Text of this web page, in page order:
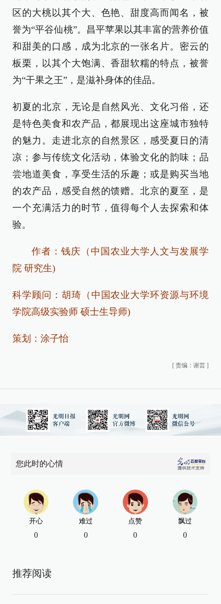
区的大桃以其个大、色艳、甜度高而闻名，被
誉为“平谷仙桃”。昌平苹果以其丰富的营养价值
和甜美的口感，成为北京的一张名片。密云的
板栗，以其个大饱满、香甜软糯的特点，被誉
为“干果之王”，是滋补身体的佳品。
初夏的北京，无论是自然风光、文化习俗，还
是特色美食和农产品，都展现出这座城市独特
的魅力。走进北京的自然景区，感受夏日的清
凉；参与传统文化活动，体验文化的韵味；品
尝地道美食，享受生活的乐趣；或是购买当地
的农产品，感受自然的馈赠。北京的夏至，是
一个充满活力的时节，值得每个人去探索和体
验。
作者：钱庆（中国农业大学人文与发展学
院 研究生)
科学顾问：胡琦（中国农业大学环资源与环境
学院高级实验师 硕士生导师)
策划：涂子怡
[ 责编：谢芸 ]
您此时的心情
开心
0
难过
0
点赞
0
飘过
0
推荐阅读